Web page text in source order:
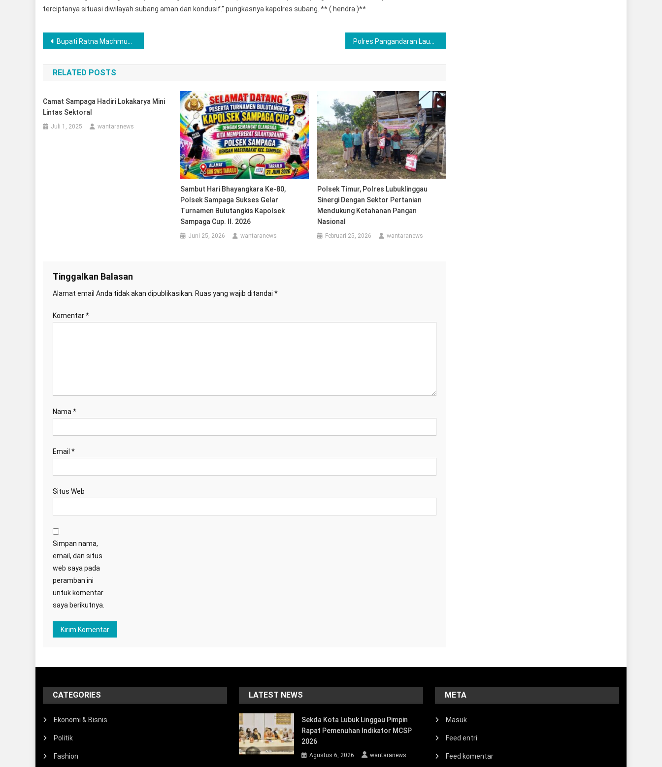
terciptanya situasi diwilayah subang aman dan kondusif.” pungkasnya kapolres subang. ** ( hendra )**
Navigasi
pos
Bupati Ratna Machmud Buktikan Janji Politik, Jalan Mulus Kini Tembus Pelosok Desa Musi Rawas
RELATED POSTS
Camat Sampaga Hadiri Lokakarya Mini
Lintas Sektoral
Juli 1, 2025 wantaranews
Sambut Hari Bhayangkara Ke-80,
Polsek Sampaga Sukses Gelar
Turnamen Bulutangkis Kapolsek
Sampaga Cup. II. 2026
Juni 25, 2026 wantaranews
Polsek Timur, Polres Lubuklinggau
Sinergi Dengan Sektor Pertanian
Mendukung Ketahanan Pangan
Nasional
Februari 25, 2026 wantaranews
Tinggalkan Balasan
Alamat email Anda tidak akan dipublikasikan. Ruas yang wajib ditandai *
Komentar*
Nama *
Email *
Situs Web
Simpan nama,
email, dan situs
web saya pada
peramban ini
untuk komentar
saya berikutnya.
CATEGORIES
Ekonomi & Bisnis
Politik
Fashion
LATEST NEWS
Sekda Kota Lubuk Linggau Pimpin
Rapat Pemenuhan Indikator MCSP
2026
Agustus 6, 2026 wantaranews
META
Masuk
Feed entri
Feed komentar